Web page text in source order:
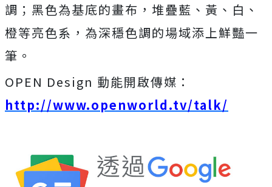
調；黑色為基底的畫布，堆疊藍、黃、白、
橙等亮色系，為深穩色調的場域添上鮮豔一
筆。
OPEN Design 動能開啟傳媒：
http://www.openworld.tv/talk/